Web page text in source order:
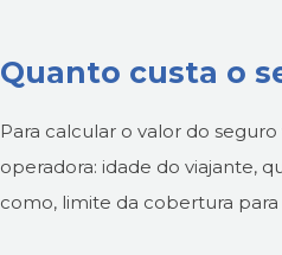
Quanto custa o
Para calcular o valor do
operadora: idade do viajante,
como, limite da cobertura